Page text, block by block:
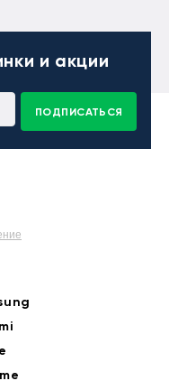
и акции
ПОДПИСАТЬСЯ